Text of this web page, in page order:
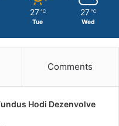
27 ℃
Tue
27 ℃
Wed
Comments
Hodi Dezenvolve